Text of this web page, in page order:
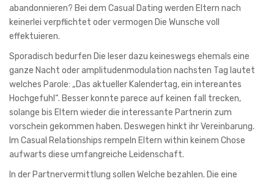
abandonnieren? Bei dem Casual Dating werden Eltern nach
keinerlei verpflichtet oder vermogen Die Wunsche voll
effektuieren.
Sporadisch bedurfen Die leser dazu keineswegs ehemals eine
ganze Nacht oder amplitudenmodulation nachsten Tag lautet
welches Parole: „Das aktueller Kalendertag, ein intereantes
Hochgefuhl“. Besser konnte parece auf keinen fall trecken,
solange bis Eltern wieder die interessante Partnerin zum
vorschein gekommen haben. Deswegen hinkt ihr Vereinbarung.
Im Casual Relationships rempeln Eltern within keinem Chose
aufwarts diese umfangreiche Leidenschaft.
In der Partnervermittlung sollen Welche bezahlen. Die eine